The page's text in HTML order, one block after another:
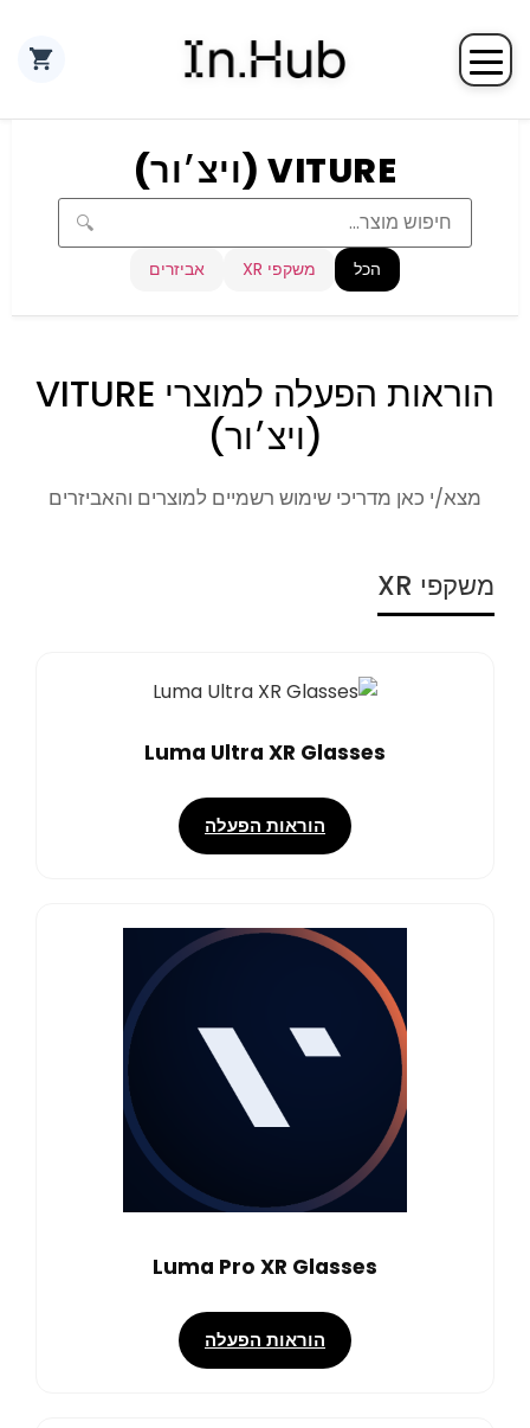
VITURE(ויצ׳ור)
🔍
הכל משקפי XR אביזרים
הוראות הפעלה למוצרי VITURE
(ויצ׳ור)
מצא/י כאן מדריכי שימוש רשמיים למוצרים והאביזרים
משקפי XR
Luma Ultra XR Glasses
הוראות הפעלה
Luma Pro XR Glasses
הוראות הפעלה